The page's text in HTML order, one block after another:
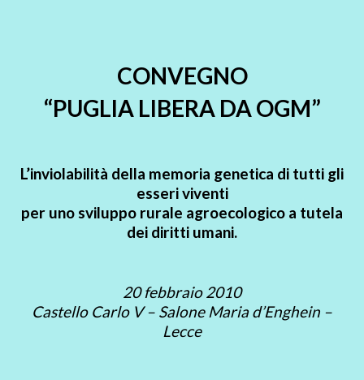
CONVEGNO
“PUGLIA LIBERA DA OGM”
L’inviolabilità della memoria genetica di tutti gli
esseri viventi
per uno sviluppo rurale agroecologico a tutela
dei diritti umani.
20 febbraio 2010
Castello Carlo V – Salone Maria d’Enghein –
Lecce